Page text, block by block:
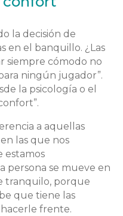
la decisión de
en el banquillo. ¿Las
siempre cómodo no
ningún jugador”.
la psicología o el
a aquellas
las que nos
estamos
persona se mueve en
tranquilo, porque
que tiene las
frente.